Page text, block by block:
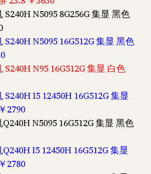
S240H N5095 8G256G 集显 黑色
S240H N5095 16G512G 集显 黑色
S240H N95 16G512G 集显 白色
S240H I5 12450H 16G512G 集显
2790
N5095 16G512G 集显 黑色
I5 12450H 16G512G 集显
2780